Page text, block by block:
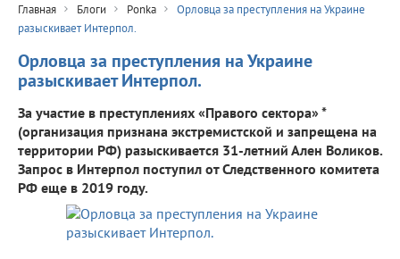
Главная Блоги Ponka
Орловца за преступления на Украине
разыскивает Интерпол.
Орловца за преступления на Украине
разыскивает Интерпол.
За участие в преступлениях «Правого сектора» *
(организация признана экстремистской и запрещена на
территории РФ) разыскивается 31-летний Ален Воликов.
Запрос в Интерпол поступил от Следственного комитета
РФ еще в 2019 году.